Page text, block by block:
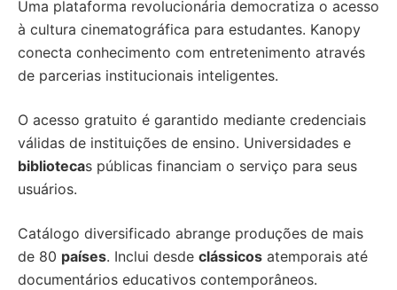
Uma plataforma revolucionária democratiza o acesso
à cultura cinematográfica para estudantes. Kanopy
conecta conhecimento com entretenimento através
de parcerias institucionais inteligentes.
O acesso gratuito é garantido mediante credenciais
válidas de instituições de ensino. Universidades e
bibliotecas públicas financiam o serviço para seus
usuários.
Catálogo diversificado abrange produções de mais
de 80 países. Inclui desde clássicos atemporais até
documentários educativos contemporâneos.